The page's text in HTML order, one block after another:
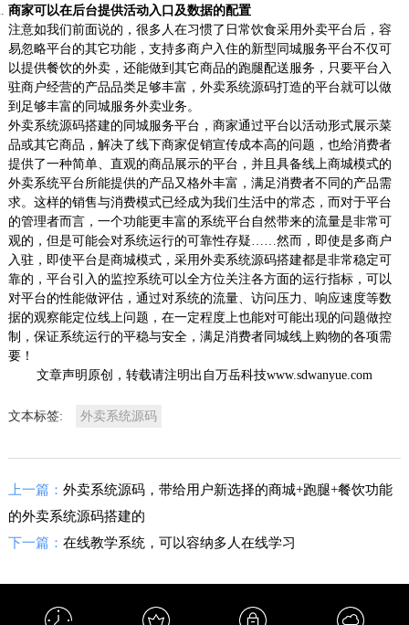
商家可以在后台提供活动入口及数据的配置
注意如我们前面说的，很多人在习惯了日常饮食采用外卖平台后，容
易忽略平台的其它功能，支持多商户入住的新型同城服务平台不仅可
以提供餐饮的外卖，还能做到其它商品的跑腿配送服务，只要平台入
驻商户经营的产品品类足够丰富，外卖系统源码打造的平台就可以做
到足够丰富的同城服务外卖业务。
外卖系统源码搭建的同城服务平台，商家通过平台以活动形式展示菜
品或其它商品，解决了线下商家促销宣传成本高的问题，也给消费者
提供了一种简单、直观的商品展示的平台，并且具备线上商城模式的
外卖系统平台所能提供的产品又格外丰富，满足消费者不同的产品需
求。这样的销售与消费模式已经成为我们生活中的常态，而对于平台
的管理者而言，一个功能更丰富的系统平台自然带来的流量是非常可
观的，但是可能会对系统运行的可靠性存疑……然而，即使是多商户
入驻，即使平台是商城模式，采用外卖系统源码搭建都是非常稳定可
靠的，平台引入的监控系统可以全方位关注各方面的运行指标，可以
对平台的性能做评估，通过对系统的流量、访问压力、响应速度等数
据的观察能定位线上问题，在一定程度上也能对可能出现的问题做控
制，保证系统运行的平稳与安全，满足消费者同城线上购物的各项需
要！
文章声明原创，转载请注明出自万岳科技www.sdwanyue.com
文本标签: 外卖系统源码
上一篇： 外卖系统源码，带给用户新选择的商城+跑腿+餐饮功能
的外卖系统源码搭建的
下一篇： 在线教学系统，可以容纳多人在线学习